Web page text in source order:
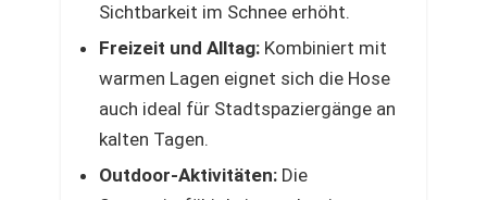
Sichtbarkeit im Schnee erhöht.
Freizeit und Alltag: Kombiniert mit
warmen Lagen eignet sich die Hose
auch ideal für Stadtspaziergänge an
kalten Tagen.
Outdoor-Aktivitäten: Die